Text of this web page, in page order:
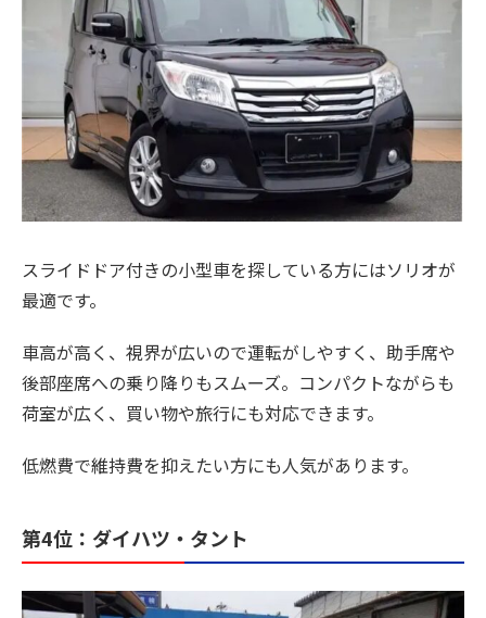
スライドドア付きの小型車を探している方にはソリオが
最適です。
車高が高く、視界が広いので運転がしやすく、助手席や
後部座席への乗り降りもスムーズ。コンパクトながらも
荷室が広く、買い物や旅行にも対応できます。
低燃費で維持費を抑えたい方にも人気があります。
第4位：ダイハツ・タント